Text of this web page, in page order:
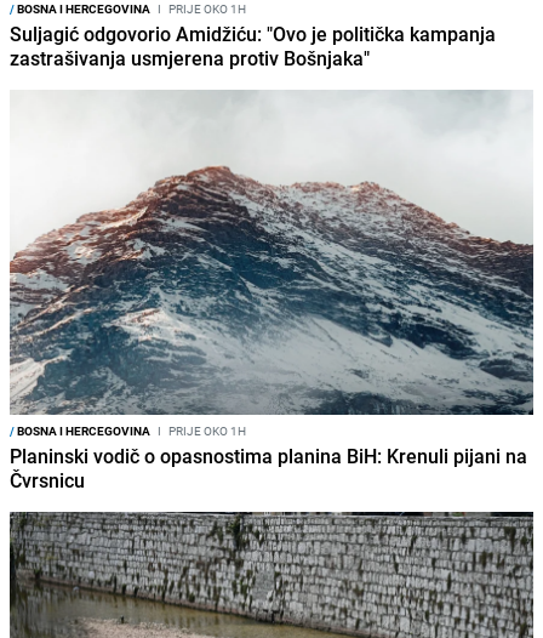
/BOSNA I HERCEGOVINA I PRIJE OKO 1H
Suljagić odgovorio Amidžiću: "Ovo je politička kampanja
zastrašivanja usmjerena protiv Bošnjaka"
/BOSNA I HERCEGOVINA I PRIJE OKO 1H
Planinski vodič o opasnostima planina BiH: Krenuli pijani na
Čvrsnicu